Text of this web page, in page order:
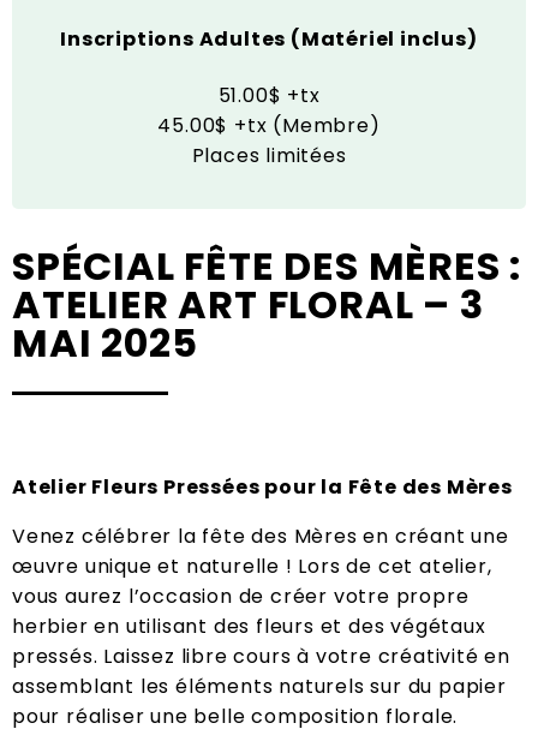
Inscriptions Adultes (Matériel inclus)
51.00$ +tx
45.00$ +tx (Membre)
Places limitées
SPÉCIAL FÊTE DES MÈRES :
ATELIER ART FLORAL – 3
MAI 2025
Atelier Fleurs Pressées pour la Fête des Mères
Venez célébrer la fête des Mères en créant une
œuvre unique et naturelle ! Lors de cet atelier,
vous aurez l’occasion de créer votre propre
herbier en utilisant des fleurs et des végétaux
pressés. Laissez libre cours à votre créativité en
assemblant les éléments naturels sur du papier
pour réaliser une belle composition florale.